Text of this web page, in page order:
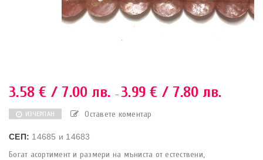
3.58€ / 7.00 лв. – 3.99€ / 7.80 лв.
ИЗЧЕРПАН Оставете коментар
СЕП: 14685 и 14683
Богат асортимент и размери на мъниста от естествени,